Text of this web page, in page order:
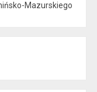
Mazurskiego